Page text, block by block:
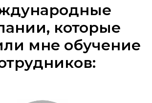
которые
мне обучение